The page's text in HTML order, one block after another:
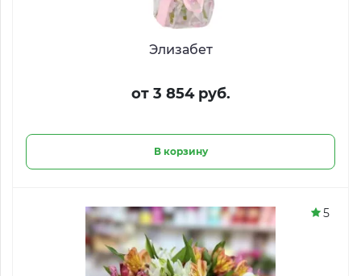
Элизабет
от 3 854 руб.
В корзину
5